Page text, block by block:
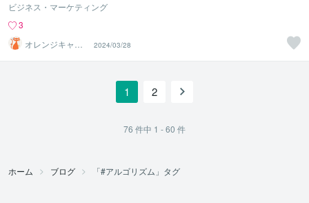
ビジネス・マーケティング
3
オレンジキャッ
ト＠AIクリエー
ター
2024/03/28
1 2
76 件中 1 - 60 件
ホーム ブログ 「#アルゴリズム」タグ